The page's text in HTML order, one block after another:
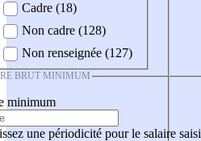
Cadre (18)
Non cadre (128)
Non renseignée (127)
BRUT MINIMUM
minimum
une périodicité pour le salaire saisi